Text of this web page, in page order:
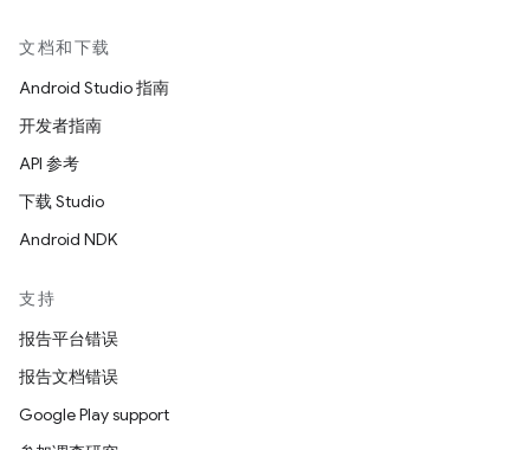
文档和下载
Android Studio 指南
开发者指南
API 参考
下载 Studio
Android NDK
支持
报告平台错误
报告文档错误
Google Play support